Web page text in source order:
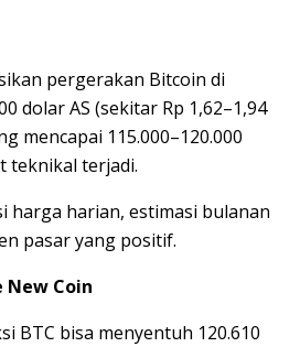
pergerakan Bitcoin di
dolar AS (sekitar Rp 1,62–1,94
mencapai 115.000–120.000
teknikal terjadi.
harga harian, estimasi bulanan
pasar yang positif.
New Coin
BTC bisa menyentuh 120.610